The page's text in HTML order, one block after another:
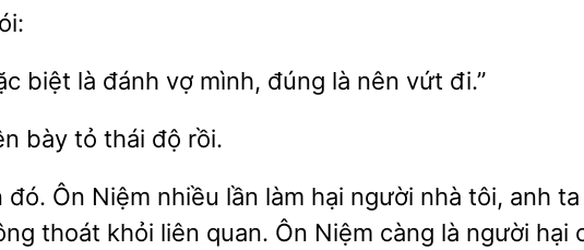
là đánh vợ mình, đúng nên vứt đi.”
tỏ thái độ rồi.
Ôn
nhiều lần làm hại người nhà tôi, anh
khỏi liên quan. Ôn Niệm càng là người hại